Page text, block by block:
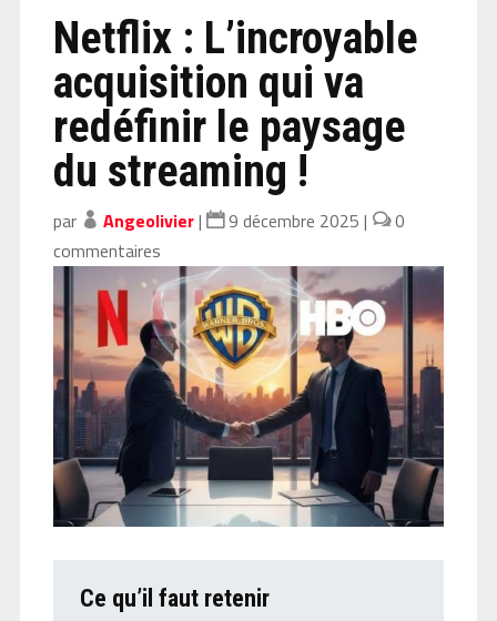
Netflix : L’incroyable
acquisition qui va
redéfinir le paysage
du streaming !
par Angeolivier| 9 décembre 2025 |
0
commentaires
Ce qu’il faut retenir